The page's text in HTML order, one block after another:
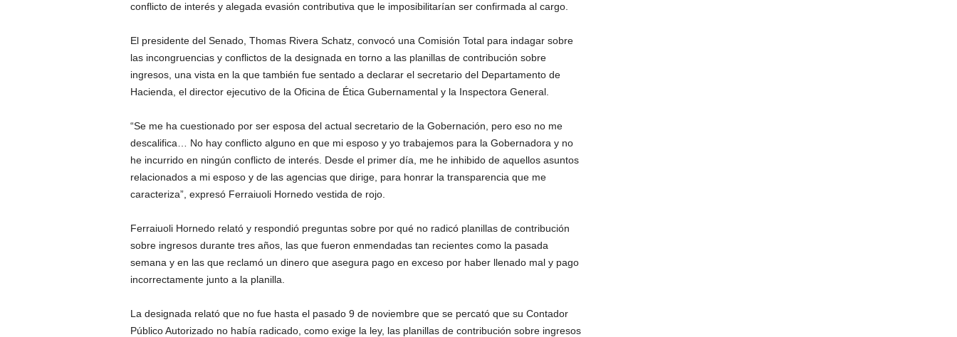
conflicto de interés y alegada evasión contributiva que le imposibilitarían ser confirmada al cargo.
El presidente del Senado, Thomas Rivera Schatz, convocó una Comisión Total para indagar sobre
las incongruencias y conflictos de la designada en torno a las planillas de contribución sobre
ingresos, una vista en la que también fue sentado a declarar el secretario del Departamento de
Hacienda, el director ejecutivo de la Oficina de Ética Gubernamental y la Inspectora General.
“Se me ha cuestionado por ser esposa del actual secretario de la Gobernación, pero eso no me
descalifica… No hay conflicto alguno en que mi esposo y yo trabajemos para la Gobernadora y no
he incurrido en ningún conflicto de interés. Desde el primer día, me he inhibido de aquellos asuntos
relacionados a mi esposo y de las agencias que dirige, para honrar la transparencia que me
caracteriza”, expresó Ferraiuoli Hornedo vestida de rojo.
Ferraiuoli Hornedo relató y respondió preguntas sobre por qué no radicó planillas de contribución
sobre ingresos durante tres años, las que fueron enmendadas tan recientes como la pasada
semana y en las que reclamó un dinero que asegura pago en exceso por haber llenado mal y pago
incorrectamente junto a la planilla.
La designada relató que no fue hasta el pasado 9 de noviembre que se percató que su Contador
Público Autorizado no había radicado, como exige la ley, las planillas de contribución sobre ingresos